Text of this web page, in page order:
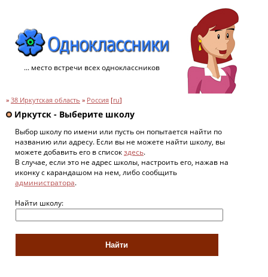
... место встречи всех одноклассников
» 38 Иркутская область » Россия [ru]
Иркутск - Выберите школу
Выбор школу по имени или пусть он попытается найти по
названию или адресу. Если вы не можете найти школу, вы
можете добавить его в списокздесь.
В случае, если это не адрес школы, настроить его, нажав на
иконку с карандашом на нем, либо сообщить
администратора.
Найти школу: